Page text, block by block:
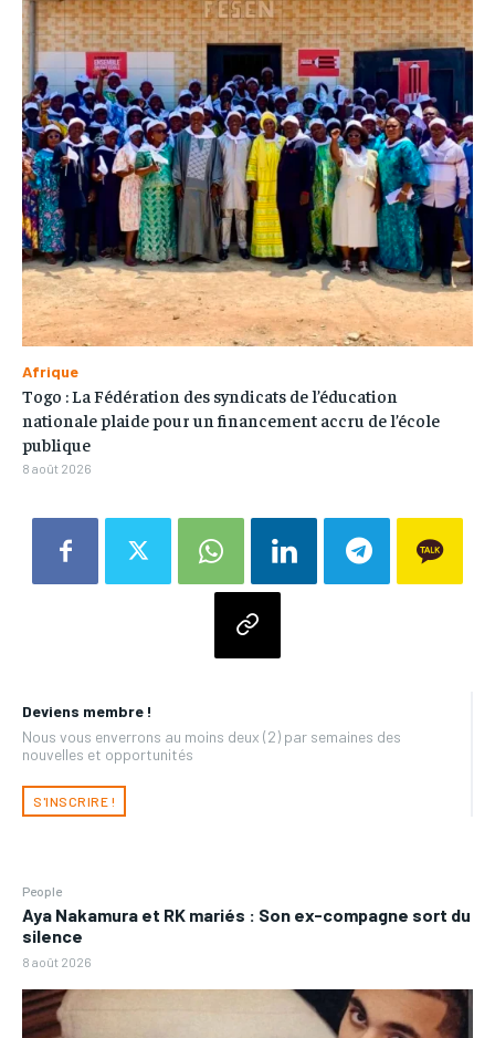
Deviens membre !
Nous vous enverrons au moins deux (2) par semaines des
nouvelles et opportunités
S'INSCRIRE !
People
Aya Nakamura et RK mariés : Son ex-compagne sort du
silence
8 août 2026
Afrique
Togo : La Fédération des syndicats de l’éducation
nationale plaide pour un financement accru de l’école
publique
8 août 2026